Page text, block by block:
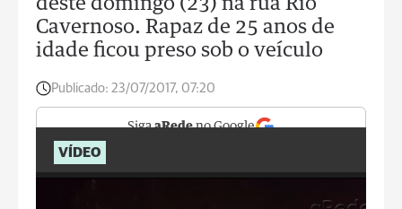
deste domingo (23) na rua Rio
Cavernoso. Rapaz de 25 anos de
idade ficou preso sob o veículo
Publicado: 23/07/2017, 07:20
SigaaRedeno Google
VÍDEO